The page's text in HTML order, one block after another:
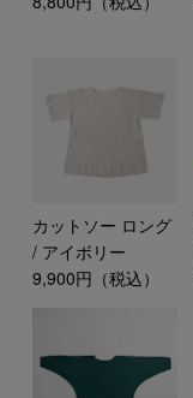
カットソー ロング
/ アイボリー
9,900円（税込）